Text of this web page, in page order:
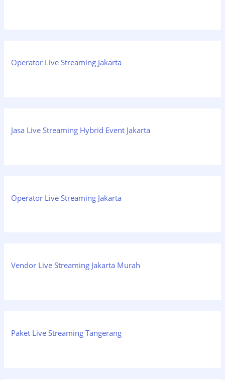
Operator Live Streaming Jakarta
Jasa Live Streaming Hybrid Event Jakarta
Operator Live Streaming Jakarta
Vendor Live Streaming Jakarta Murah
Paket Live Streaming Tangerang